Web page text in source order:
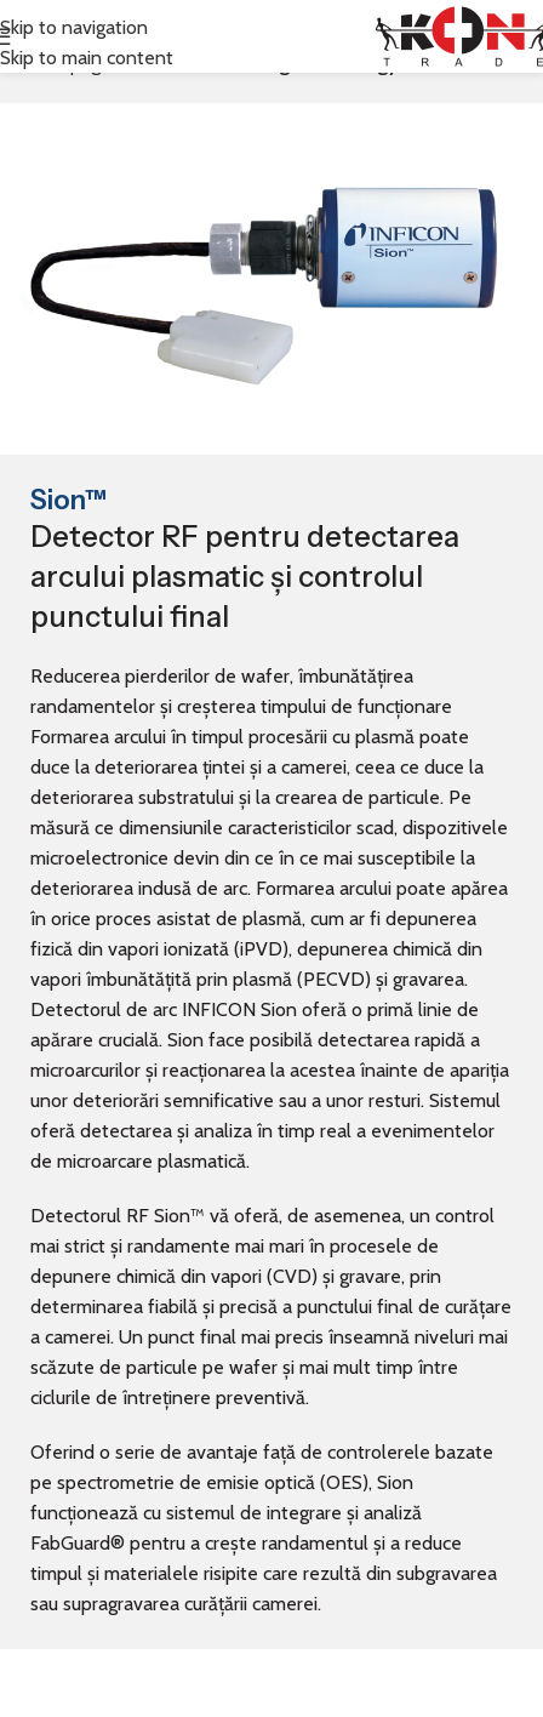
Skip to navigation
Skip to main content
Prima pagină Inficon RF Sensing Technology
Sion™
Detector RF pentru detectarea
arcului plasmatic și controlul
punctului final
Reducerea pierderilor de wafer, îmbunătățirea
randamentelor și creșterea timpului de funcționare
Formarea arcului în timpul procesării cu plasmă poate
duce la deteriorarea țintei și a camerei, ceea ce duce la
deteriorarea substratului și la crearea de particule. Pe
măsură ce dimensiunile caracteristicilor scad, dispozitivele
microelectronice devin din ce în ce mai susceptibile la
deteriorarea indusă de arc. Formarea arcului poate apărea
în orice proces asistat de plasmă, cum ar fi depunerea
fizică din vapori ionizată (iPVD), depunerea chimică din
vapori îmbunătățită prin plasmă (PECVD) și gravarea.
Detectorul de arc INFICON Sion oferă o primă linie de
apărare crucială. Sion face posibilă detectarea rapidă a
microarcurilor și reacționarea la acestea înainte de apariția
unor deteriorări semnificative sau a unor resturi. Sistemul
oferă detectarea și analiza în timp real a evenimentelor
de microarcare plasmatică.
Detectorul RF Sion™ vă oferă, de asemenea, un control
mai strict și randamente mai mari în procesele de
depunere chimică din vapori (CVD) și gravare, prin
determinarea fiabilă și precisă a punctului final de curățare
a camerei. Un punct final mai precis înseamnă niveluri mai
scăzute de particule pe wafer și mai mult timp între
ciclurile de întreținere preventivă.
Oferind o serie de avantaje față de controlerele bazate
pe spectrometrie de emisie optică (OES), Sion
funcționează cu sistemul de integrare și analiză
FabGuard® pentru a crește randamentul și a reduce
timpul și materialele risipite care rezultă din subgravarea
sau supragravarea curățării camerei.